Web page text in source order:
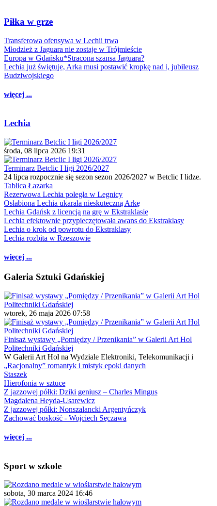
Piłka w grze
Transferowa ofensywa w Lechii trwa
Młodzież z Jaguara nie zostaje w Trójmieście
Europa w Gdańsku*Stracona szansa Jaguara?
Lechia już świętuje, Arka musi postawić kropkę nad i, jubileusz
Budziwojskiego
więcej ...
Lechia
środa, 08 lipca 2026 19:31
Terminarz Betclic I ligi 2026/2027
24 lipca rozpocznie się sezon sezon 2026/2027 w Betclic I lidze.
Tablica Łazarka
Rezerwowa Lechia poległa w Legnicy
Osłabiona Lechia ukarała nieskuteczną Arkę
Lechia Gdańsk z licencją na grę w Ekstraklasie
Lechia efektownie przypieczętowała awans do Ekstraklasy
Lechia o krok od powrotu do Ekstraklasy
Lechia rozbita w Rzeszowie
więcej ...
Galeria Sztuki Gdańskiej
wtorek, 26 maja 2026 07:58
Finisaż wystawy „Pomiędzy / Przenikania” w Galerii Art Hol
Politechniki Gdańskiej
W Galerii Art Hol na Wydziale Elektroniki, Telekomunikacji i
„Racjonalny” romantyk i mistyk epoki danych
Staszek
Hierofonia w sztuce
Z jazzowej półki: Dziki geniusz – Charles Mingus
Magdalena Heyda-Usarewicz
Z jazzowej półki: Nonszalancki Argentyńczyk
Zachować boskość - Wojciech Sęczawa
więcej ...
Sport w szkole
sobota, 30 marca 2024 16:46